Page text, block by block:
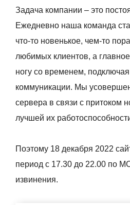
Задача компании – это
Ежедневно наша команда
что-то новенькое, чем-то
любимых клиентов, а
ногу со временем,
коммуникации. Мы
сервера в связи с притоком
лучшей их
Поэтому 18 декабря 2022
период с 17.30 до 22.00 по
извинения.